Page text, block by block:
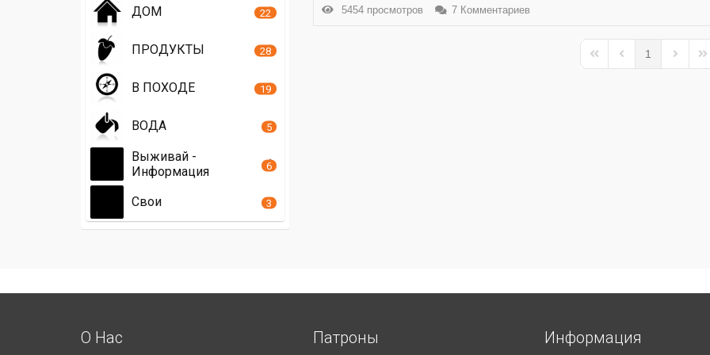
5454 просмотров 7 Комментариев
First PagePrevious Page
1
Next
ДОМ 22
ПРОДУКТЫ 28
В ПОХОДЕ 19
ВОДА 5
Выживай -
Информация
6
Свои 3
О Нас Патроны Информация